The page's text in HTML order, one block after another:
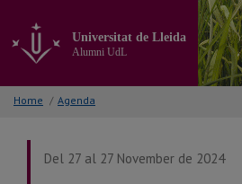
the
Universitat de Lleida
Alumni UdL
Home / Agenda
Del 27 al 27 November de 2024